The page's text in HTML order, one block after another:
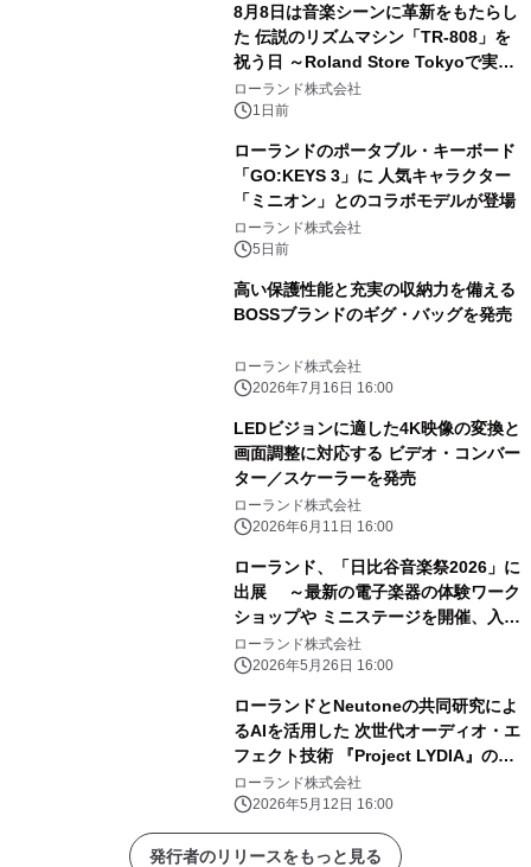
8月8日は音楽シーンに革新をもたらし
た 伝説のリズムマシン「TR-808」を
祝う日 ～Roland Store Tokyoで実機
を展示しての 記念キャンペーンを開
催 英国ラジオ「NTS」の 特別プログ
アーティストを フィーチャーしたアニ
メーションを公開～
ローランド株式会社
1日前
ローランドのポータブル・キーボード
「GO:KEYS 3」に 人気キャラクター
「ミニオン」とのコラボモデルが登場
ローランド株式会社
5日前
高い保護性能と充実の収納力を備える
BOSSブランドのギグ・バッグを発売
ローランド株式会社
2026年7月16日 16:00
LEDビジョンに適した4K映像の変換と
画面調整に対応する ビデオ・コンバー
ター／スケーラーを発売
ローランド株式会社
2026年6月11日 16:00
ローランド、「日比谷音楽祭2026」に
出展 ～最新の電子楽器の体験ワーク
ショップや ミニステージを開催、入場
無料！～
ローランド株式会社
2026年5月26日 16:00
ローランドとNeutoneの共同研究によ
るAIを活用した 次世代オーディオ・エ
フェクト技術 『Project LYDIA』のフ
ェーズ2を発表
ローランド株式会社
2026年5月12日 16:00
発行者のリリースをもっと見る